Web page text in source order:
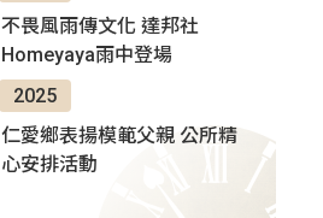
不畏風雨傳文化 達邦社
Homeyaya雨中登場
2025
仁愛鄉表揚模範父親 公所精
心安排活動